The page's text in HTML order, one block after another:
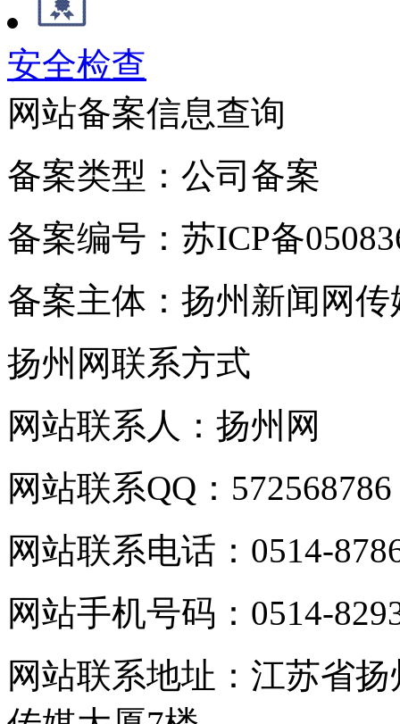
安全检查
网站备案信息查询
备案类型：公司备案
备案编号：苏ICP备
备案主体：扬州新闻网
扬州网联系方式
网站联系人：扬州网
网站联系QQ：572568786
网站联系电话：0514-
网站手机号码：0514-
网站联系地址：江苏省